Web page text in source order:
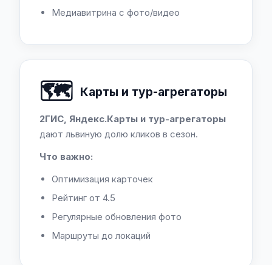
Медиавитрина с фото/видео
🗺️ Карты и тур-агрегаторы
2ГИС, Яндекс.Карты и тур-агрегаторы
дают львиную долю кликов в сезон.
Что важно:
Оптимизация карточек
Рейтинг от 4.5
Регулярные обновления фото
Маршруты до локаций